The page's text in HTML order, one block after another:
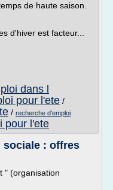
de haute saison.
d'hiver est facteur...
dans l
pour l'ete /
/ recherche d'emploi
pour l'ete
sociale : offres
" (organisation